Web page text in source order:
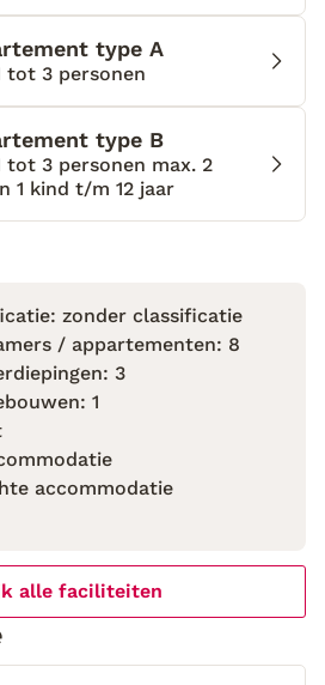
kijkt, zie je niets anders dan
en roodbruine rotspartijen.
even sfeervol ingericht, met
en een eigen terras waar je
Wil je even ontsnappen
een bezoek aan het witte
de bruisende badplaats
vissersdorp
dorp wordt ook wel het
terugkeren naar je eigen
thuiskomen!
type A
tot 3 personen
type B
tot 3 personen max. 2
1 kind t/m 12 jaar
zonder classificatie
/ appartementen: 8
3
1
accommodatie
alle faciliteiten